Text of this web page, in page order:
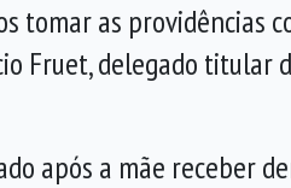
as providências
Fruet, delegado titular
após a mãe receber